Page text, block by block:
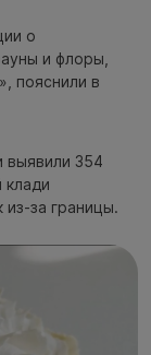
о
и флоры,
пояснили в
выявили 354
за границы.